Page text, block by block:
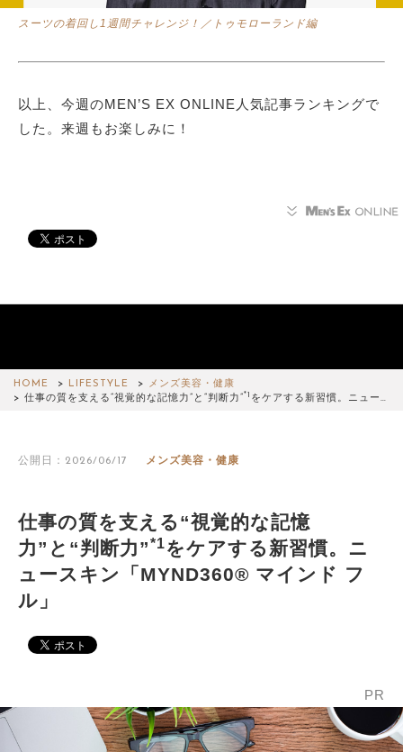
スーツの着回し1週間チャレンジ！／トゥモローランド編
以上、今週のMEN’S EX ONLINE人気記事ランキングで
した。来週もお楽しみに！
HOME LIFESTYLE
メンズ美容・健康
仕事の質を支える“視覚的な記憶力”と“判断力”
*1 をケアする新習慣。ニュー…
公開日：2026/06/17 メンズ美容・健康
仕事の質を支える“視覚的な記憶
力”と“判断力”*1をケアする新習慣。ニ
ュースキン「MYND360® マインド フ
ル」
PR